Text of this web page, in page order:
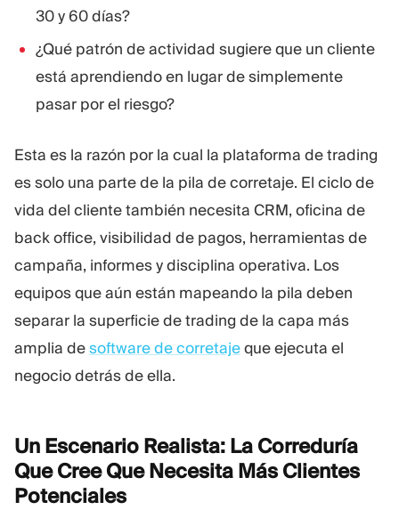
30 y 60 días?
¿Qué patrón de actividad sugiere que un cliente
está aprendiendo en lugar de simplemente
pasar por el riesgo?
Esta es la razón por la cual la plataforma de trading
es solo una parte de la pila de corretaje. El ciclo de
vida del cliente también necesita CRM, oficina de
back office, visibilidad de pagos, herramientas de
campaña, informes y disciplina operativa. Los
equipos que aún están mapeando la pila deben
separar la superficie de trading de la capa más
amplia desoftware de corretajeque ejecuta el
negocio detrás de ella.
Un Escenario Realista: La Correduría
Que Cree Que Necesita Más Clientes
Potenciales